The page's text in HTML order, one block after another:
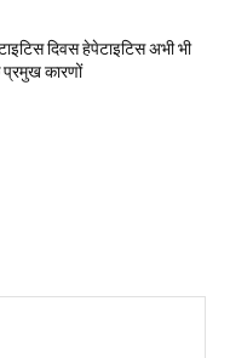
दिवस हेपेटाइटिस अभी भी
प्रमुख कारणों